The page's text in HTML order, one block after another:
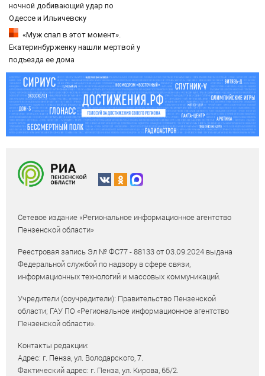
ночной добивающий удар по
Одессе и Ильичевску
«Муж спал в этот момент».
Екатеринбурженку нашли мертвой у
подъезда ее дома
Сетевое издание «Региональное информационное агентство
Пензенской области»
Реестровая запись Эл № ФС77 - 88133 от 03.09.2024 выдана
Федеральной службой по надзору в сфере связи,
информационных технологий и массовых коммуникаций.
Учредители (соучредители): Правительство Пензенской
области; ГАУ ПО «Региональное информационное агентство
Пензенской области».
Контакты редакции:
Адрес: г. Пенза, ул. Володарского, 7.
Фактический адрес: г. Пенза, ул. Кирова, 65/2.